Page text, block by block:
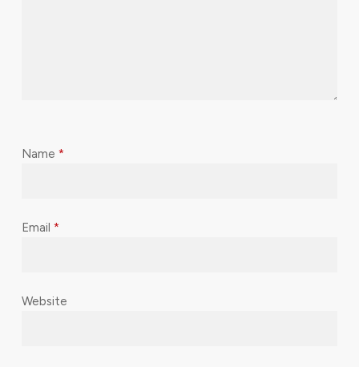
Name *
Email *
Website